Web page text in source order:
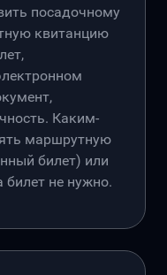
посадочному
квитанцию
Каким-
маршрутную
билет) или
билет не нужно.